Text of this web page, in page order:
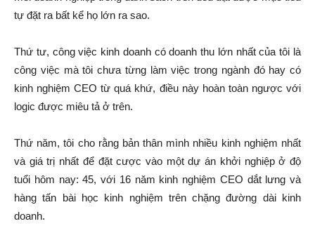
tự đặt ra bất kể họ lớn ra sao.
Thứ tư, công việc kinh doanh có doanh thu lớn nhất của tôi là
công việc mà tôi chưa từng làm việc trong ngành đó hay có
kinh nghiệm CEO từ quá khứ, điều này hoàn toàn ngược với
logic được miêu tả ở trên.
Thứ năm, tôi cho rằng bản thân mình nhiều kinh nghiệm nhất
và giá trị nhất để đặt cược vào một dự án khởi nghiệp ở độ
tuổi hôm nay: 45, với 16 năm kinh nghiệm CEO dắt lưng và
hàng tấn bài học kinh nghiệm trên chặng đường dài kinh
doanh.